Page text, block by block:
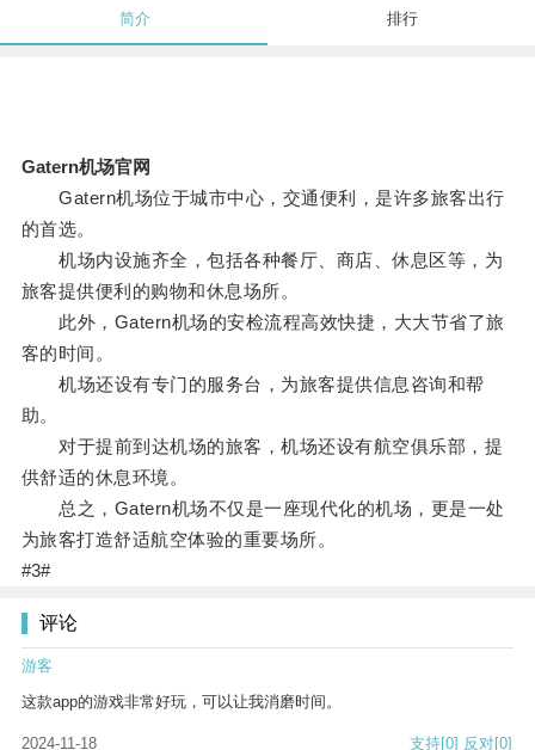
简介 排行
Gatern机场官网
Gatern机场位于城市中心，交通便利，是许多旅客出行
的首选。
机场内设施齐全，包括各种餐厅、商店、休息区等，为
旅客提供便利的购物和休息场所。
此外，Gatern机场的安检流程高效快捷，大大节省了旅
客的时间。
机场还设有专门的服务台，为旅客提供信息咨询和帮
助。
对于提前到达机场的旅客，机场还设有航空俱乐部，提
供舒适的休息环境。
总之，Gatern机场不仅是一座现代化的机场，更是一处
为旅客打造舒适航空体验的重要场所。
#3#
评论
游客
这款app的游戏非常好玩，可以让我消磨时间。
2024-11-18 支持[0] 反对[0]